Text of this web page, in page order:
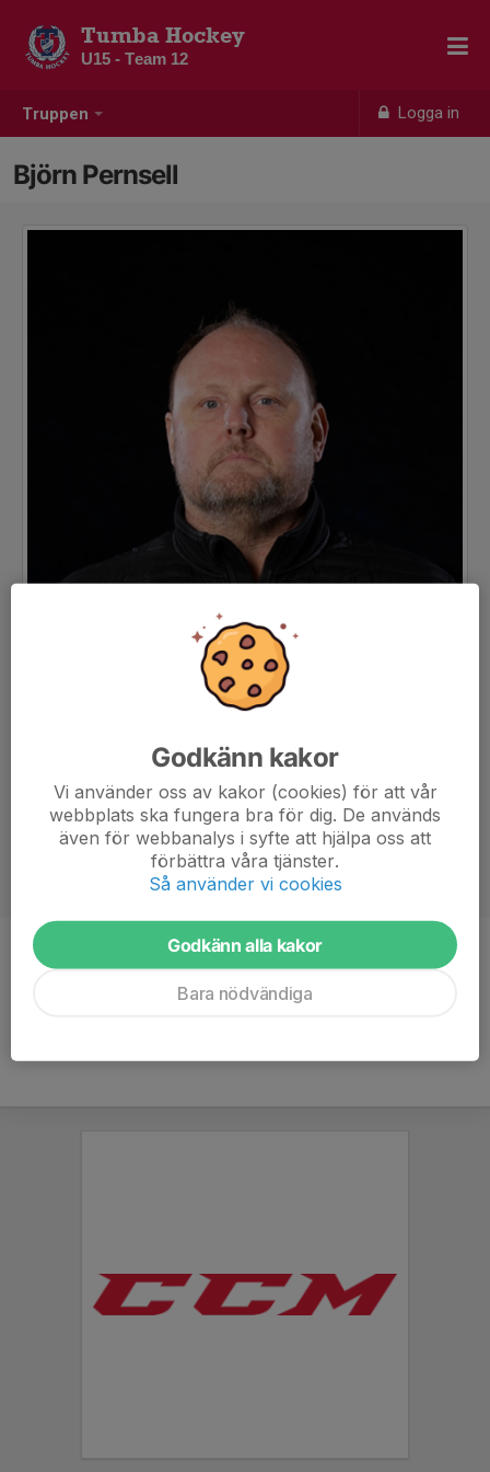
Truppen Logga in
Tumba Hockey
U15 - Team 12
Björn Pernsell
Titel
Godkänn kakor
Vi använder oss av kakor (cookies) för att vår
webbplats ska fungera bra för dig. De används
även för webbanalys i syfte att hjälpa oss att
förbättra våra tjänster.
Så använder vi cookies
Godkänn alla kakor
Bara nödvändiga